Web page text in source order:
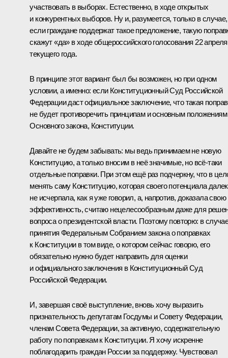
участвовать в выборах. Естественно, в ходе открытых
и конкурентных выборов. Ну и, разумеется, только в случае,
если граждане поддержат такое предложение, такую
скажут «да» в ходе общероссийского голосования 22 апреля
текущего года.
В принципе этот вариант был бы возможен, но при одном
условии, а именно: если Конституционный Суд Российской
Федерации даст официальное заключение, что такая
не будет противоречить принципам и основным положениям
Основного закона, Конституции.
Давайте не будем забывать: мы ведь принимаем не новую
Конституцию, а только вносим в неё значимые, но всё-таки
отдельные поправки. При этом ещё раз подчеркну, что в
менять саму Конституцию, которая своего потенциала
не исчерпала, как я уже говорил, а, напротив, доказала свою
эффективность, считаю нецелесообразным даже для
вопроса о президентской власти. Поэтому повторю: в
принятия Федеральным Собранием закона о поправках
к Конституции в том виде, о котором сейчас говорю, его
обязательно нужно будет направить для оценки
и официального заключения в Конституционный Суд
Российской Федерации.
И, завершая своё выступление, вновь хочу выразить
признательность депутатам Госдумы и Совету Федерации,
членам Совета Федерации, за активную, содержательную
работу по поправкам к Конституции. Я хочу искренне
поблагодарить граждан России за поддержку. Чувствовал